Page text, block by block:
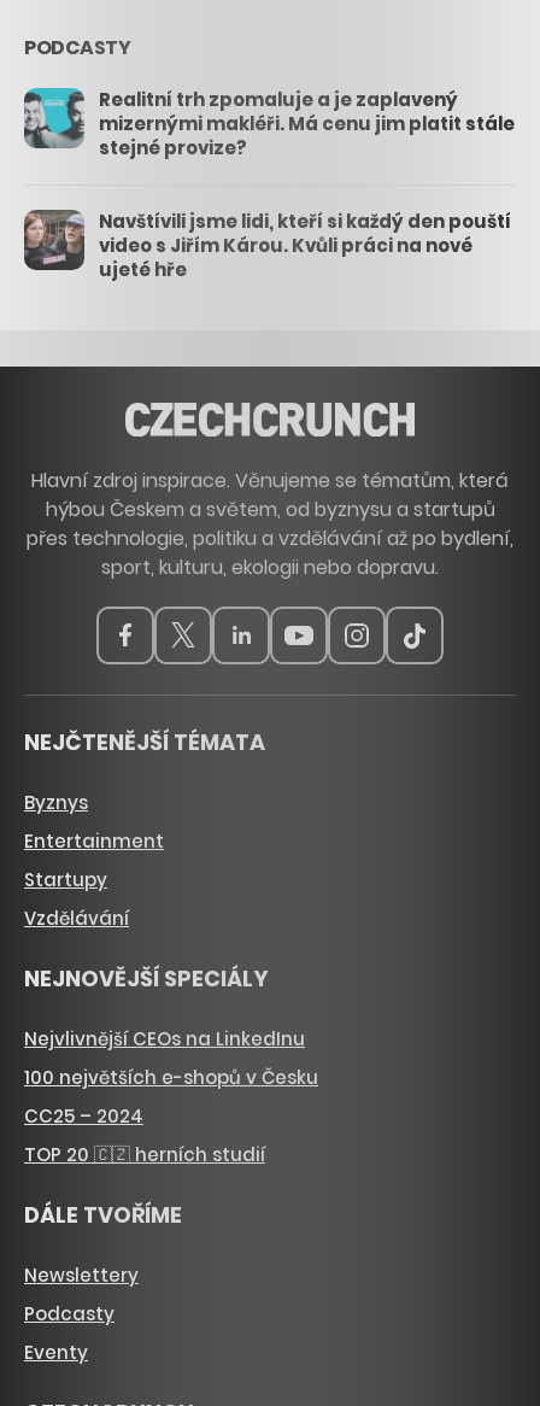
PODCASTY
Realitní trh zpomaluje a je zaplavený
mizernými makléři. Má cenu jim platit stále
stejné provize?
Navštívili jsme lidi, kteří si každý den pouští
video s Jiřím Károu. Kvůli práci na nové
ujeté hře
Hlavní zdroj inspirace. Věnujeme se tématům, která
hýbou Českem a světem, od byznysu a startupů
přes technologie, politiku a vzdělávání až po bydlení,
sport, kulturu, ekologii nebo dopravu.
NEJČTENĚJŠÍ TÉMATA
Byznys
Entertainment
Startupy
Vzdělávání
NEJNOVĚJŠÍ SPECIÁLY
Nejvlivnější CEOs na LinkedInu
100 největších e-shopů v Česku
CC25 – 2024
TOP 20 🇨🇿 herních studií
DÁLE TVOŘÍME
Newslettery
Podcasty
Eventy